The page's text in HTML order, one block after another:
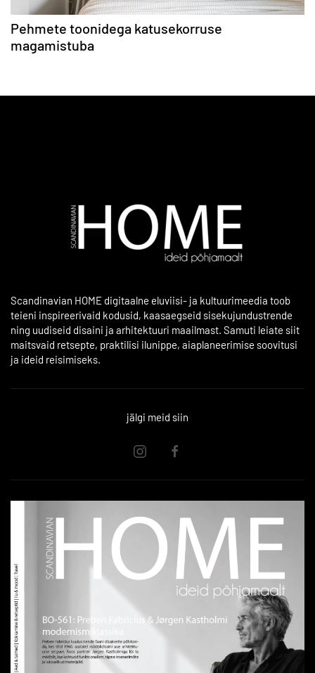
Pehmete toonidega katusekorruse
magamistuba
Scandinavian HOME digitaalne eluviisi- ja kultuurimeedia toob
teieni inspireerivaid kodusid, kaasaegseid sisekujundustrende
ning uudiseid disaini ja arhitektuuri maailmast. Samuti leiate siit
maitsvaid retsepte, praktilisi ilunippe, aiaplaneerimise soovitusi
ja ideid reisimiseks.
jälgi meid siin